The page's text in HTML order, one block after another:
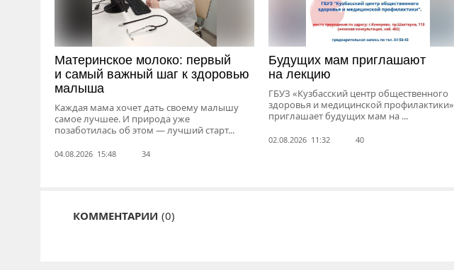
Материнское молоко: первый
и самый важный шаг к здоровью
малыша
Каждая мама хочет дать своему малышу
самое лучшее. И природа уже
позаботилась об этом — лучший старт...
04.08.2026 15:48 34
Будущих мам приглашают
на лекцию
ГБУЗ «Кузбасский центр общественного
здоровья и медицинской профилактики»
приглашает будущих мам на ...
02.08.2026 11:32 40
КОММЕНТАРИИ (0)